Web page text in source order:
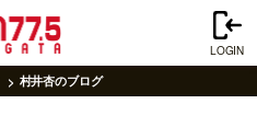
LOGIN
村井杏のブログ